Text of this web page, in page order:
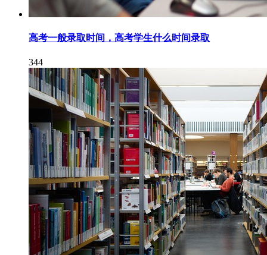
高考一般录取时间，高考学生什么时间录取
344